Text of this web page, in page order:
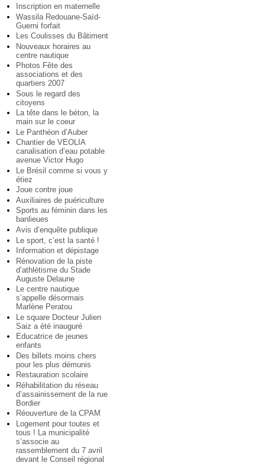
Inscription en maternelle
Wassila Redouane-Saïd-
Guerni forfait
Les Coulisses du Bâtiment
Nouveaux horaires au
centre nautique
Photos Fête des
associations et des
quartiers 2007
Sous le regard des
citoyens
La tête dans le béton, la
main sur le coeur
Le Panthéon d’Auber
Chantier de VEOLIA
canalisation d’eau potable
avenue Victor Hugo
Le Brésil comme si vous y
étiez
Joue contre joue
Auxiliaires de puériculture
Sports au féminin dans les
banlieues
Avis d’enquête publique
Le sport, c’est la santé !
Information et dépistage
Rénovation de la piste
d’athlétisme du Stade
Auguste Delaune
Le centre nautique
s’appelle désormais
Marlène Peratou
Le square Docteur Julien
Saiz a été inauguré
Educatrice de jeunes
enfants
Des billets moins chers
pour les plus démunis
Restauration scolaire
Réhabilitation du réseau
d’assainissement de la rue
Bordier
Réouverture de la CPAM
Logement pour toutes et
tous ! La municipalité
s’associe au
rassemblement du 7 avril
devant le Conseil régional